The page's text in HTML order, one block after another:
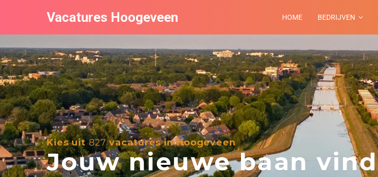
Vacatures Hoogeveen HOME BEDRIJVEN
Kies uit827vacatures in Hoogeveen
Jouw nieuwe baan